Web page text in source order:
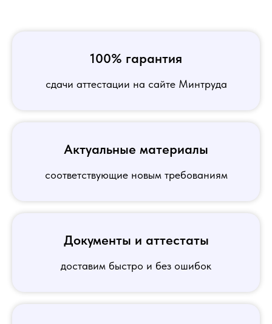
100% гарантия
сдачи аттестации на сайте Минтруда
Актуальные материалы
соответствующие новым требованиям
Документы и аттестаты
доставим быстро и без ошибок